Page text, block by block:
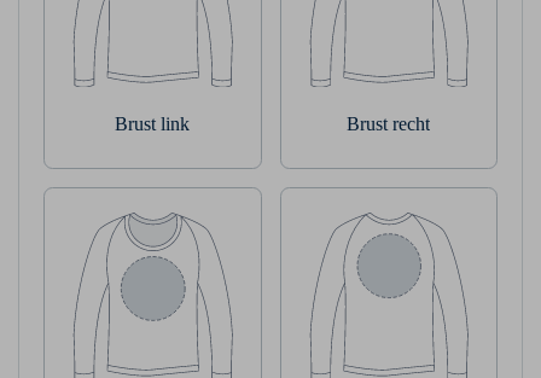
Brust link Brust recht